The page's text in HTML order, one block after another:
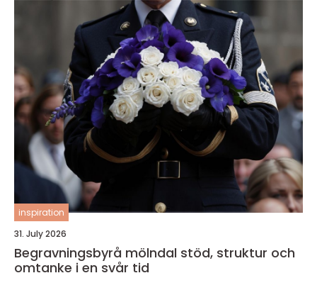
inspiration
31. July 2026
Begravningsbyrå mölndal stöd, struktur och
omtanke i en svår tid